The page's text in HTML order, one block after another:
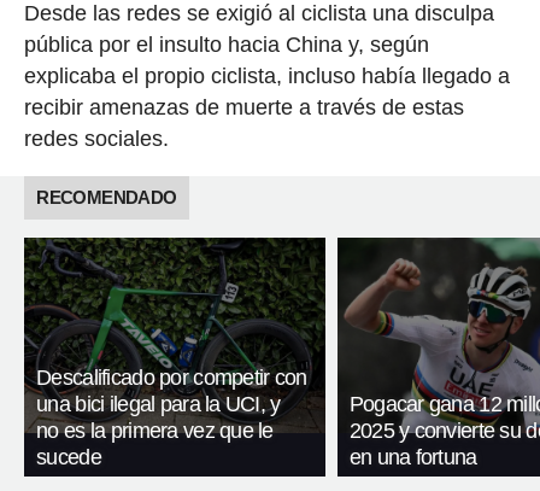
Desde las redes se exigió al ciclista una disculpa
pública por el insulto hacia China y, según
explicaba el propio ciclista, incluso había llegado a
recibir amenazas de muerte a través de estas
redes sociales.
RECOMENDADO
Descalificado por competir con
una bici ilegal para la UCI, y
no es la primera vez que le
sucede
Pogacar gana 12
2025 y convierte su
en una fortuna